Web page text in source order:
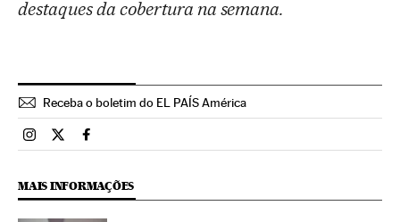
destaques da cobertura na semana.
Receba o boletim do EL PAÍS América
Brasil El País Brasil en Instagram
Brasil El País Brasil en Twitter
Brasil El País Brasil en Facebook
MAIS INFORMAÇÕES